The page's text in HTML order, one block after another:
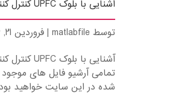
آشنایی با بلوک UPFC کنترل کننده یک پارچه پخش توان سه فاز در نرم افزار Matlab
توسطmatlabfile
|فروردین 21, 1396
تمامی آرشیو فایل های
شده در این سایت خواهید